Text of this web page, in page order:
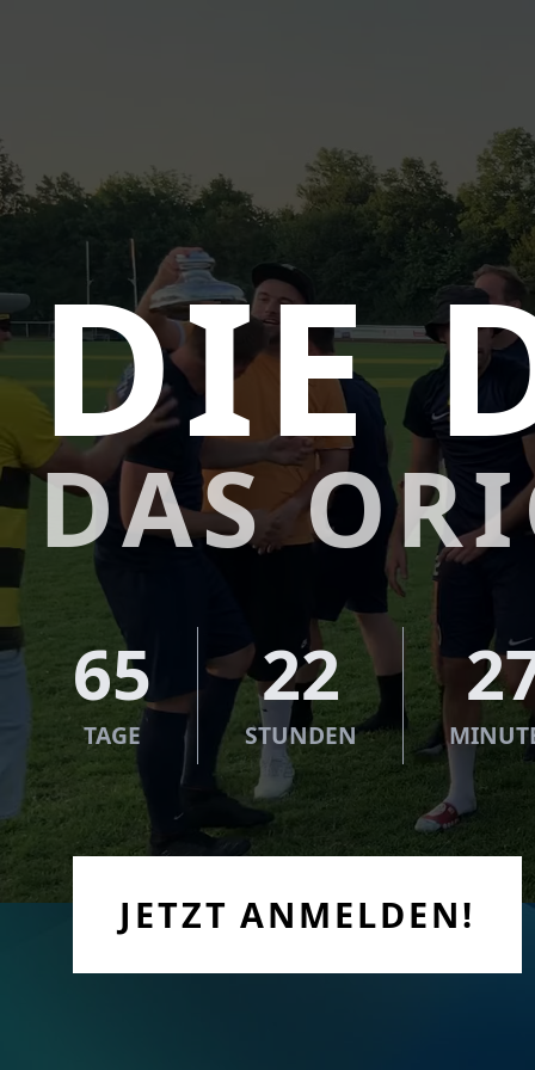
DIE
DAS
65
TAGE
22
STUNDEN
JETZT ANMELDEN!